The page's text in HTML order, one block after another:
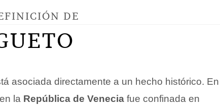
DE
asociada directamente a un hecho histórico. En
la República de Venecia fue confinada en